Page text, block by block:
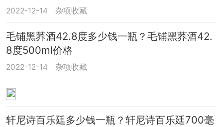
2022-12-14 杂项收藏
毛铺黑荞酒42.8度多少钱一瓶？毛铺黑荞酒42.
8度500ml价格
2022-12-14 杂项收藏
轩尼诗百乐廷多少钱一瓶？轩尼诗百乐廷700毫